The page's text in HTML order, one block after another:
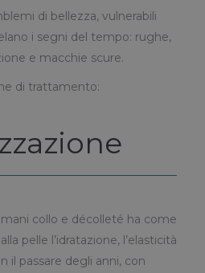
di bellezza, vulnerabili
i segni del tempo: rughe,
e macchie scure.
di trattamento:
collo e décolleté ha come
pelle l’idratazione, l’elasticità
il passare degli anni, con